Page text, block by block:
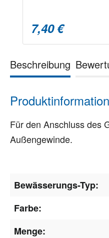
7,40 €
Beschreibung
Für den Anschluss des
Außengewinde.
Bewässerungs-Typ:
Farbe:
Menge: